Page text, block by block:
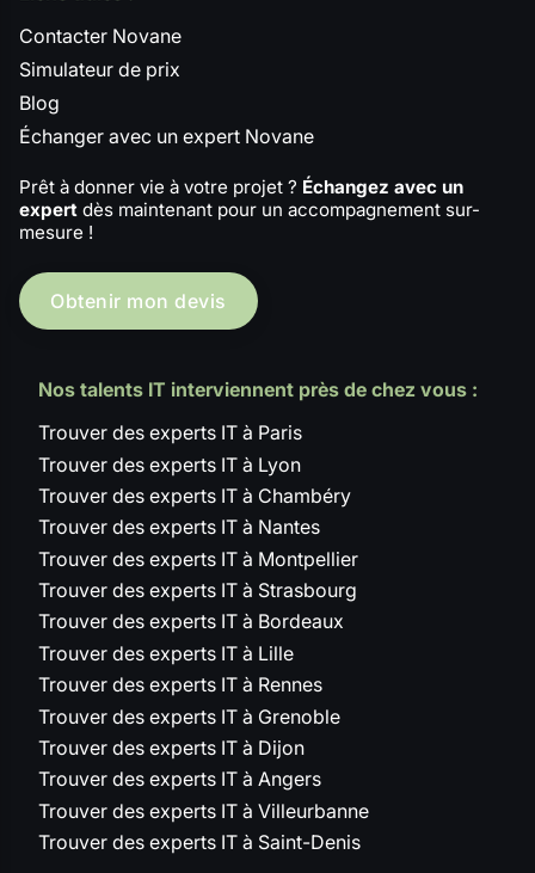
Contacter Novane
Simulateur de prix
Blog
Échanger avec un expert Novane
Prêt à donner vie à votre projet ? Échangez avec un
expert dès maintenant pour un accompagnement sur-
mesure !
Obtenir mon devis
Nos talents IT interviennent près de chez vous :
Trouver des experts IT à Paris
Trouver des experts IT à Lyon
Trouver des experts IT à Chambéry
Trouver des experts IT à Nantes
Trouver des experts IT à Montpellier
Trouver des experts IT à Strasbourg
Trouver des experts IT à Bordeaux
Trouver des experts IT à Lille
Trouver des experts IT à Rennes
Trouver des experts IT à Grenoble
Trouver des experts IT à Dijon
Trouver des experts IT à Angers
Trouver des experts IT à Villeurbanne
Trouver des experts IT à Saint-Denis